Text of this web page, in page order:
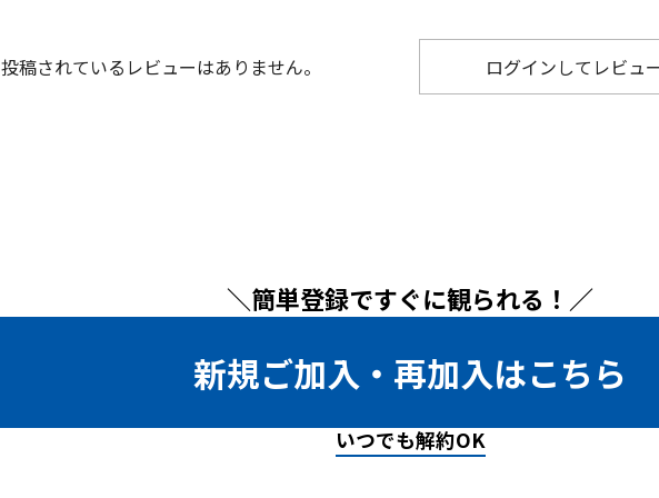
投稿されているレビューはありません。 ログインしてレビュ
＼簡単登録ですぐに観られる！／
新規ご加入・再加入はこちら
いつでも解約OK